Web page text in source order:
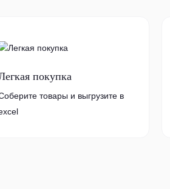
покупка
товары и выгрузите в